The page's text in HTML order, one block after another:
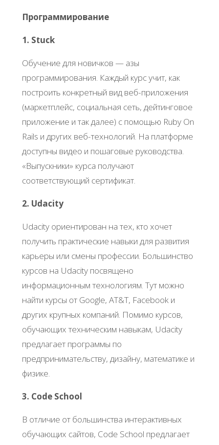
Программирование
1. Stuck
Обучение для новичков — азы
программирования. Каждый курс учит, как
построить конкретный вид веб-приложения
(маркетплейс, социальная сеть, дейтинговое
приложение и так далее) с помощью Ruby On
Rails и других веб-технологий. На платформе
доступны видео и пошаговые руководства.
«Выпускники» курса получают
соответствующий сертификат.
2. Udacity
Udacity ориентирован на тех, кто хочет
получить практические навыки для развития
карьеры или смены профессии. Большинство
курсов на Udacity посвящено
информационным технологиям. Тут можно
найти курсы от Google, AT&T, Facebook и
других крупных компаний. Помимо курсов,
обучающих техническим навыкам, Udacity
предлагает программы по
предпринимательству, дизайну, математике и
физике.
3. Code School
В отличие от большинства интерактивных
обучающих сайтов, Code School предлагает